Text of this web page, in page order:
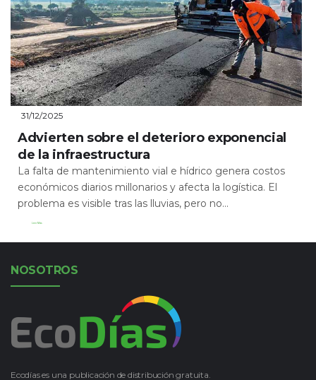
31/12/2025
Advierten sobre el deterioro exponencial
de la infraestructura
La falta de mantenimiento vial e hídrico genera costos
económicos diarios millonarios y afecta la logística. El
problema es visible tras las lluvias, pero no...
Leer Más
NOSOTROS
Ecodías es una publicación de distribución gratuita.